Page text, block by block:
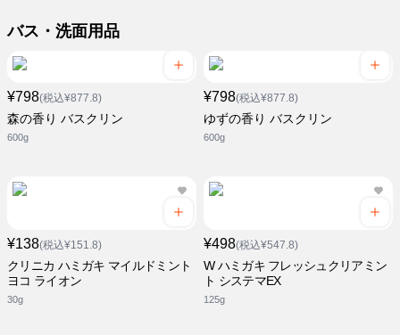
バス・洗面用品
¥798(税込¥877.8)
森の香り バスクリン
600g
¥798(税込¥877.8)
ゆずの香り バスクリン
600g
¥138(税込¥151.8)
クリニカ ハミガキ マイルドミント
ヨコ ライオン
30g
¥498(税込¥547.8)
W ハミガキ フレッシュクリアミン
ト システマEX
125g